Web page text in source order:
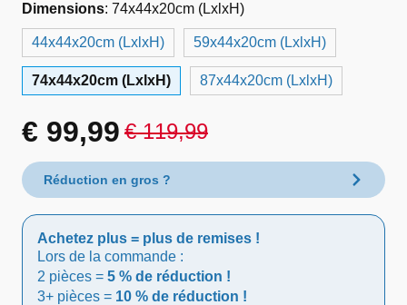
Dimensions: 74x44x20cm (LxlxH)
44x44x20cm (LxlxH) 59x44x20cm (LxlxH)
74x44x20cm (LxlxH) 87x44x20cm (LxlxH)
€119,99
Le
prix
initial
était :
€ 119,99.
€ 99,99
Le
prix
actuel
est :
€ 99,99.
Réduction en gros ?
Achetez plus = plus de remises !
Lors de la commande :
2 pièces = 5 % de réduction !
3+ pièces = 10 % de réduction !